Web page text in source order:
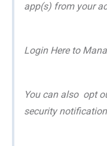
app(s) from your
Login Here to
You can also opt
security